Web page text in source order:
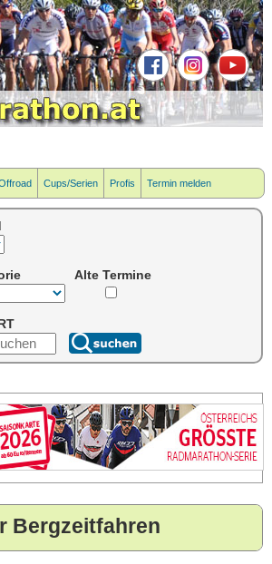
Cups/Serien Profis Termin melden
Alte Termine
Bergzeitfahren